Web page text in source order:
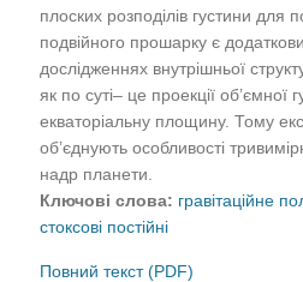
плоских розподілів густини для
подвійного прошарку є
дослідженнях внутрішньої
як по суті– це проекції
екваторіальну площину. Тому
об’єднують особливості
надр планети.
Ключові слова: гравітаційне
стоксові постійні
Повний текст (PDF)